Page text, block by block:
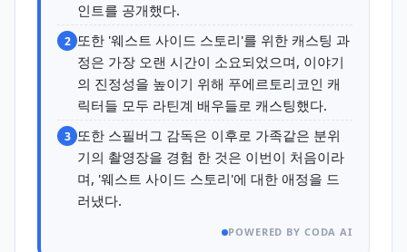
인트를 공개했다.
2 또한 '웨스트 사이드 스토리'를 위한 캐스팅 과
정은 가장 오랜 시간이 소요되었으며, 이야기
의 진정성을 높이기 위해 푸에르토리코인 캐
릭터들 모두 라틴계 배우들로 캐스팅했다.
3 또한 스필버그 감독은 이후로 가족같은 분위
기의 촬영장을 경험 한 것은 이번이 처음이라
며, '웨스트 사이드 스토리'에 대한 애정을 드
러냈다.
POWERED BY CODA AI